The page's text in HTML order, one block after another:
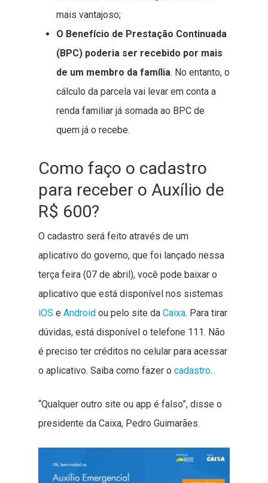
mais vantajoso;
O Benefício de Prestação Continuada
(BPC) poderia ser recebido por mais
de um membro da família. No entanto, o
cálculo da parcela vai levar em conta a
renda familiar já somada ao BPC de
quem já o recebe.
Como faço o cadastro
para receber o Auxílio de
R$ 600?
O cadastro será feito através de um
aplicativo do governo, que foi lançado nessa
terça feira (07 de abril), você pode baixar o
aplicativo que está disponível nos sistemas
iOS e Android ou pelo site da Caixa. Para tirar
dúvidas, está disponível o telefone 111. Não
é preciso ter créditos no celular para acessar
o aplicativo. Saiba como fazer o cadastro.
“Qualquer outro site ou app é falso”, disse o
presidente da Caixa, Pedro Guimarães.